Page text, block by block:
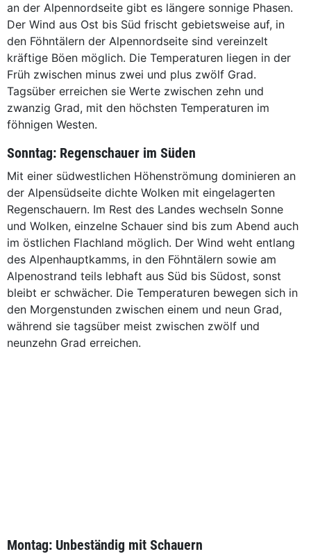
an der Alpennordseite gibt es längere sonnige Phasen.
Der Wind aus Ost bis Süd frischt gebietsweise auf, in
den Föhntälern der Alpennordseite sind vereinzelt
kräftige Böen möglich. Die Temperaturen liegen in der
Früh zwischen minus zwei und plus zwölf Grad.
Tagsüber erreichen sie Werte zwischen zehn und
zwanzig Grad, mit den höchsten Temperaturen im
föhnigen Westen.
Sonntag: Regenschauer im Süden
Mit einer südwestlichen Höhenströmung dominieren an
der Alpensüdseite dichte Wolken mit eingelagerten
Regenschauern. Im Rest des Landes wechseln Sonne
und Wolken, einzelne Schauer sind bis zum Abend auch
im östlichen Flachland möglich. Der Wind weht entlang
des Alpenhauptkamms, in den Föhntälern sowie am
Alpenostrand teils lebhaft aus Süd bis Südost, sonst
bleibt er schwächer. Die Temperaturen bewegen sich in
den Morgenstunden zwischen einem und neun Grad,
während sie tagsüber meist zwischen zwölf und
neunzehn Grad erreichen.
Montag: Unbeständig mit Schauern